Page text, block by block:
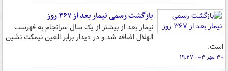
بازگشت رسمی نیمار بعد از ۳۶۷ روز
نیمار بعد از بیشتر از یک سال سرانجام به فهرست
الهلال اضافه شد و در دیدار برابر العین نیمکت نشین
است.
۳۰ مهر ۰۳ - ۱۹:۲۷